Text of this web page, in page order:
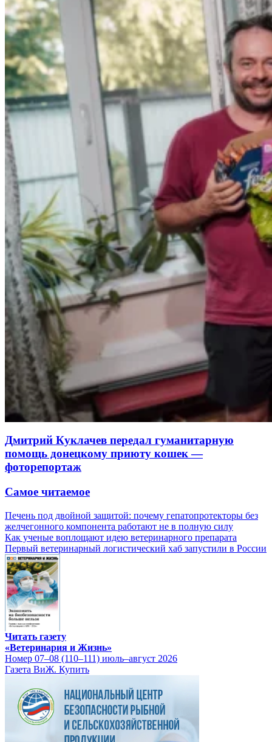
Дмитрий Куклачев передал гуманитарную
помощь донецкому приюту кошек —
фоторепортаж
Самое читаемое
Печень под двойной защитой: почему гепатопротекторы без
желчегонного компонента работают не в полную силу
Как ученые воплощают идею ветеринарного препарата
Первый ветеринарный логистический хаб запустили в России
Читать газету
«Ветеринария и Жизнь»
Номер 07–08 (110–111) июль–август 2026
Газета ВиЖ. Купить